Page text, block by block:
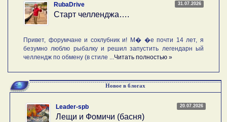
31.07.2026
RubaDrive
Старт челленджа….
Привет, форумчане и соклубник и! М� �е почти 14 лет, я
безумно люблю рыбалку и решил запустить легендарн ый
челлендж по обмену (в стиле ...Читать полностью »
Новое в блогах
20.07.2026
Leader-spb
Лещи и Фомичи (басня)